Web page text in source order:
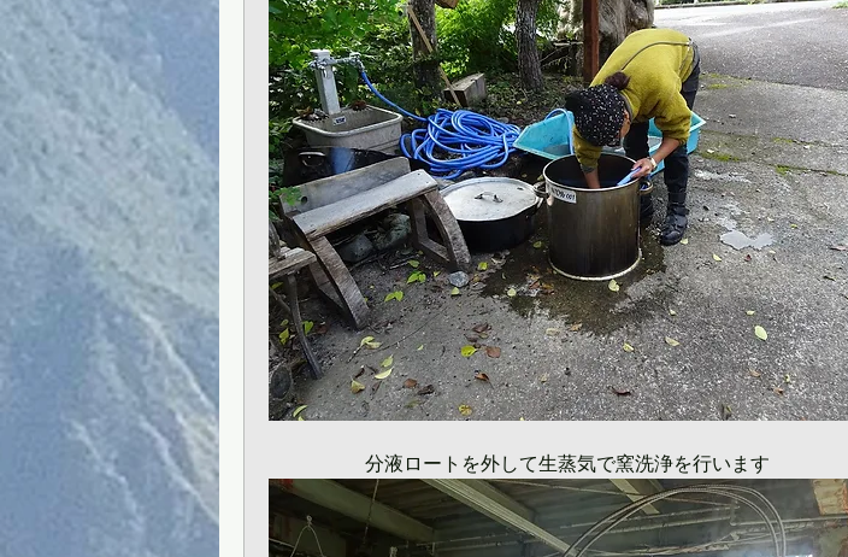
分液ロートを外して生蒸気で窯洗浄を行います